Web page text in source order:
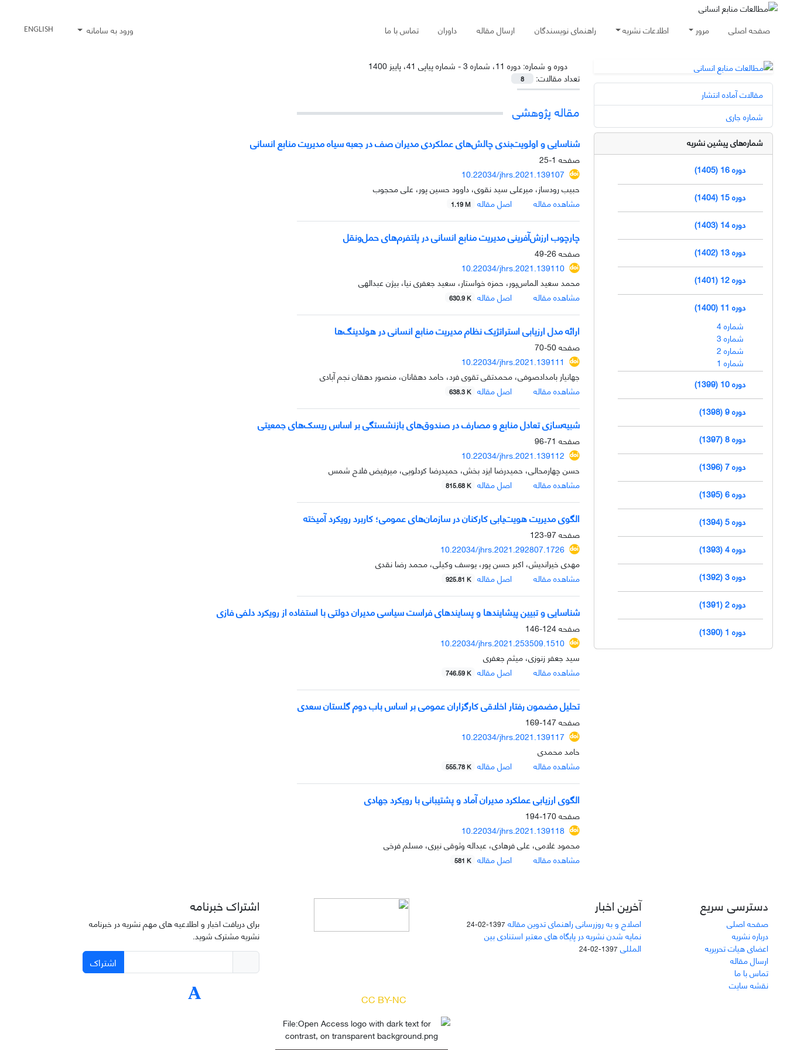
صفحه اصلی مرور اطلاعات نشریه راهنمای نویسندگان ارسال مقاله داوران تماس با ما ورود به سامانه ENGLISH
دوره و شماره:دوره 11، شماره 3 - شماره پیاپی 41، پاییز 1400
تعداد مقالات:
8
مقاله پژوهشی
شناسایی و اولویت‌بندی چالش‌های عملکردی مدیران صف در جعبه سیاه مدیریت منابع انسانی
صفحه 1-25
10.22034/jhrs.2021.139107
حبیب رودساز، میرعلی سید نقوی، داوود حسین پور، علی محجوب
مشاهده مقاله
اصل مقاله 1.19 M
چارچوب ارزش‌‌آفرینی مدیریت منابع انسانی در پلتفرم‌های حمل‌ونقل
صفحه26-49
10.22034/jhrs.2021.139110
محمد سعید الماس‌پور، حمزه خواستار، سعید جعفری نیا، بیژن عبدالهی
مشاهده مقاله
اصل مقاله 630.9 K
ارائه مدل ارزیابی استراتژیک نظام مدیریت منابع انسانی در هولدینگ‌ها
صفحه50-70
10.22034/jhrs.2021.139111
جهانیار بامدادصوفی، محمدتقی تقوی فرد، حامد دهقانان، منصور دهقان نجم آبادی
مشاهده مقاله
اصل مقاله 638.3 K
شبیه‌سازی تعادل منابع و مصارف در صندوق‌های بازنشستگی بر اساس ریسک‌های جمعیتی
صفحه 71-96
10.22034/jhrs.2021.139112
حسن چهارمحالی، حمیدرضا ایزد بخش، حمیدرضا کردلویی، میرفیض فلاح شمس
مشاهده مقاله
اصل مقاله 815.68 K
الگوی مدیریت هویت‌یابی کارکنان در سازمان‌های عمومی؛ کاربرد رویکرد آمیخته
صفحه97-123
10.22034/jhrs.2021.292807.1726
مهدی خیراندیش، اکبر حسن پور، یوسف وکیلی، محمد رضا نقدی
مشاهده مقاله
اصل مقاله 925.81 K
شناسایی و تبیین پیشایندها و پسایندهای فراست سیاسی مدیران دولتی با استفاده از رویکرد دلفی فازی
صفحه124-146
10.22034/jhrs.2021.253509.1510
سید جعفر زنوزی، میثم جعفری
مشاهده مقاله
اصل مقاله 746.59 K
تحلیل مضمون رفتار اخلاقی کارگزاران عمومی بر اساس باب دوم گلستان سعدی
صفحه147-169
10.22034/jhrs.2021.139117
حامد محمدی
مشاهده مقاله
اصل مقاله 555.78 K
الگوی ارزیابی عملکرد مدیران آماد و پشتیبانی با رویکرد جهادی
صفحه170-194
10.22034/jhrs.2021.139118
محمود غلامی، علی فرهادی، عبداله وثوقی نیری، مسلم فرخی
مشاهده مقاله
اصل مقاله 581 K
مقالات آماده انتشار
شماره جاری
شماره‌های پیشین نشریه
دوره 16 (1405)
دوره 15 (1404)
دوره 14 (1403)
دوره 13 (1402)
دوره 12 (1401)
دوره 11 (1400)
شماره 4
شماره 3
شماره 2
شماره 1
دوره 10 (1399)
دوره 9 (1398)
دوره 8 (1397)
دوره 7 (1396)
دوره 6 (1395)
دوره 5 (1394)
دوره 4 (1393)
دوره 3 (1392)
دوره 2 (1391)
دوره 1 (1390)
دسترسی سریع
صفحه اصلی
درباره نشریه
اعضای هیات تحریریه
ارسال مقاله
تماس با ما
نقشه سایت
آخرین اخبار
اصلاح و به روزرسانی راهنمای تدوین مقاله 1397-02-24
نمایه شدن نشریه در پایگاه های معتبر استنادی بین
المللی 1397-02-24
CC BY-NC
اشتراک خبرنامه
برای دریافت اخبار و اطلاعیه های مهم نشریه در خبرنامه
نشریه مشترک شوید.
اشتراک